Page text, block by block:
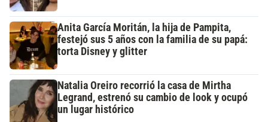
Anita García Moritán, la hija de Pampita,
festejó sus 5 años con la familia de su papá:
torta Disney y glitter
Natalia Oreiro recorrió la casa de Mirtha
Legrand, estrenó su cambio de look y ocupó
un lugar histórico